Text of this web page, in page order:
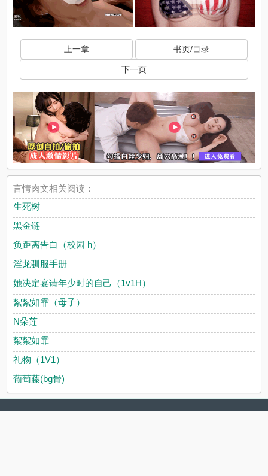
上一章 书页/目录
下一页
言情肉文相关阅读：
生死树
黑金链
负距离告白（校园 h）
淫龙驯服手册
她决定宴请年少时的自己（1v1H）
絮絮如霏（母子）
N朵莲
絮絮如霏
礼物（1V1）
葡萄藤(bg骨)